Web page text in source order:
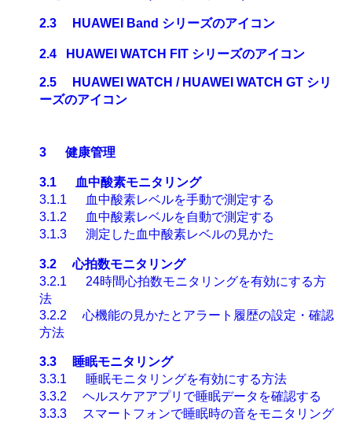
2.3 HUAWEI Band シリーズのアイコン
2.4 HUAWEI WATCH FIT シリーズのアイコン
2.5 HUAWEI WATCH / HUAWEI WATCH GT シリ
ーズのアイコン
3 健康管理
3.1
血中酸素モニタリング
3.1.1
血中酸素レベルを手動で測定する
3.1.2
血中酸素レベルを自動で測定する
3.1.3
測定した血中酸素レベルの見かた
3.2
心拍数モニタリング
3.2.1
24時間心拍数モニタリングを有効にする方
法
3.2.2
心機能の見かたとアラート履歴の設定・確認
方法
3.3
睡眠モニタリング
3.3.1
睡眠モニタリングを有効にする方法
3.3.2
ヘルスケアアプリで睡眠データを確認する
3.3.3
スマートフォンで睡眠時の音をモニタリング